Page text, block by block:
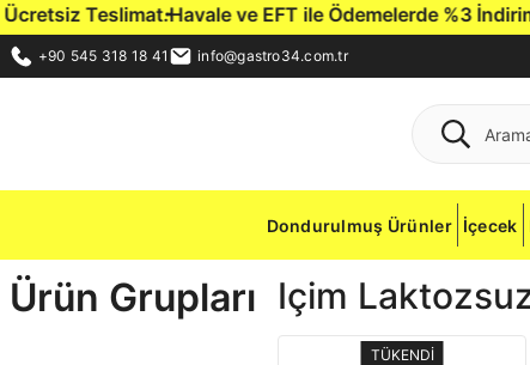
Teslimat.Havale ve EFT ile Ödemelerde %3 İndirim
+90 545 318 18 41 info@gastro34.com.tr
Dondurulmuş Ürünler İçecek
Ürün Grupları Içim
TÜKENDİ